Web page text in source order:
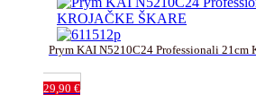
Prym KAI N5210C24 Professionali 21cm
29,90 €